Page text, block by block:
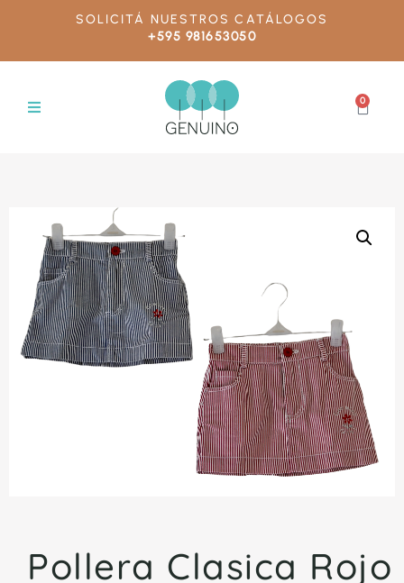
SOLICITÁ NUESTROS CATÁLOGOS
+595 981653050
0
Pollera Clasica Rojo